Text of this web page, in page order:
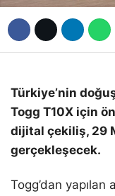
Türkiye’nin
Togg T10X için
dijital çekiliş, 29
gerçekleşecek.
Togg’dan yapılan